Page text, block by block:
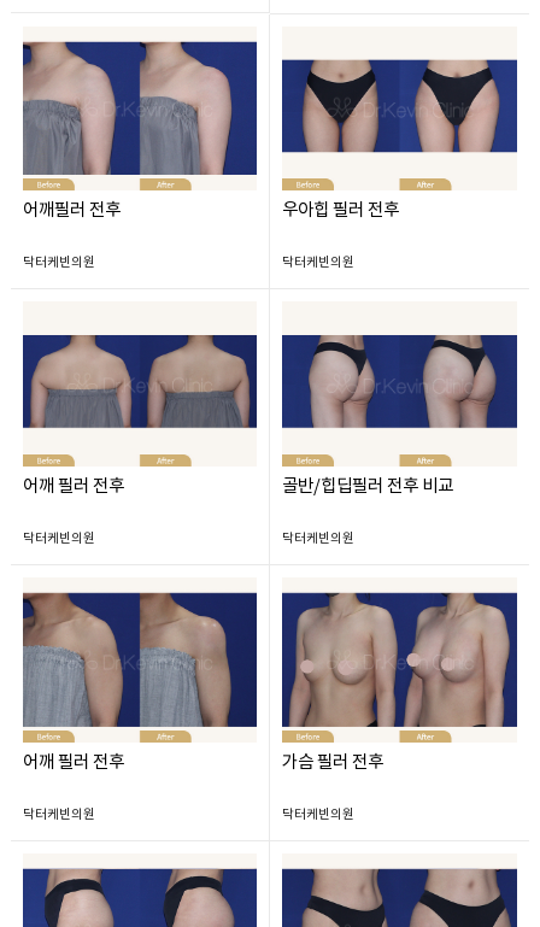
어깨필러 전후
닥터케빈의원
우아힙 필러 전후
닥터케빈의원
어깨 필러 전후
닥터케빈의원
골반/힙딥필러 전후 비교
닥터케빈의원
어깨 필러 전후
닥터케빈의원
가슴 필러 전후
닥터케빈의원